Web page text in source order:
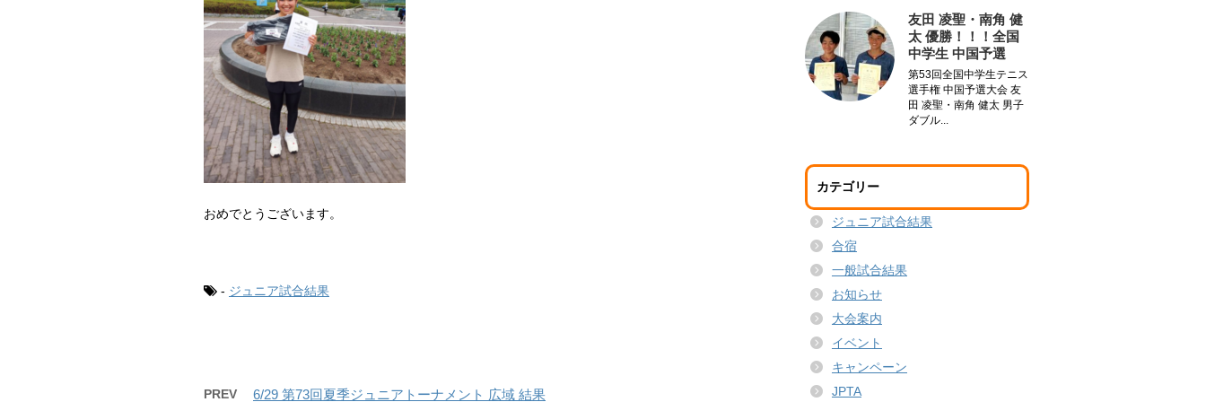
おめでとうございます。
- ジュニア試合結果
PREV 6/29 第73回夏季ジュニアトーナメント 広域 結果
友田 凌聖・南角 健
太 優勝！！！全国
中学生 中国予選
第53回全国中学生テニス
選手権 中国予選大会 友
田 凌聖・南角 健太 男子
ダブル...
カテゴリー
ジュニア試合結果
合宿
一般試合結果
お知らせ
大会案内
イベント
キャンペーン
JPTA